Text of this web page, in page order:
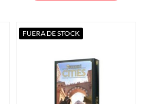
FUERA DE STOCK